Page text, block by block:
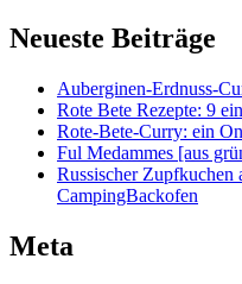
Neueste Beiträge
Auberginen-Erdnuss-
Rote Bete Rezepte: 9
Rote-Bete-Curry: ein
Ful Medammes [aus
Russischer Zupfkuchen
CampingBackofen
Meta